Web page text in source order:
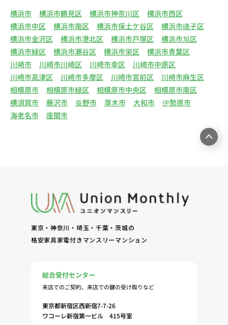
リー物件の紹介、利用契約に関する連絡、利用契約
の締結、履行。（2）弊社の他のマンスリー物件お
よびサービスの紹介ならびにお客様・オーナー様に
とって有用と思われる弊社提携先の商品・サービス
等を紹介するためのダイレクトメール、住環境向上
のためのアンケート等の発送（3）賃貸事業におけ
る情報・サービスを提供するための郵便物、電話、
電子メールまたは訪問等による営業活動（4）不動
産物件の紹介・賃貸借契約・サブリース契約等の締
結、履行および契約管理、契約後管理（5）弊社ホ
守、管理（9）サービスの改善のためおよびサービ
スの企画、研究および開発のため（10）本ポリシー
する情報等の個人情報について、調査・分析会社、
アフィリエーター、SNS事業者、広告関係会社、広
に保有する個人情報と当社から取得する個人情報を
突合して、お客様の当ウェブサイトの利用履歴等の
調査・分析、広告の効果測定およびその結果を利用
し、興味関心・嗜好に応じたサービスに関する広告
横浜市 横浜市鶴見区 横浜市神奈川区
横浜市西区
横浜市中区
横浜市南区 横浜市保土ケ谷区
横浜市磯子区
横浜市金沢区
横浜市港北区 横浜市戸塚区
横浜市旭区
横浜市緑区
横浜市瀬谷区 横浜市栄区
横浜市青葉区
川崎市
川崎市川崎区 川崎市幸区
川崎市中原区
川崎市高津区
川崎市多摩区 川崎市宮前区
川崎市麻生区
相模原市
相模原市緑区 相模原市中央区
相模原市南区
横須賀市
藤沢市 秦野市 厚木市 大和市
伊勢原市
海老名市
座間市
東京・神奈川・埼玉・千葉・茨城の
格安家具家電付きマンスリーマンション
総合受付センター
来店でのご契約、来店での鍵の受け取りなど
東京都新宿区西新宿7-7-26
ワコーレ新宿第一ビル 415号室